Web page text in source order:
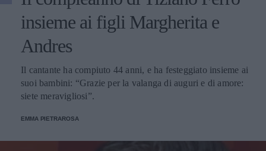
insieme ai figli Margherita e
Andres
Il cantante ha compiuto 44 anni, e ha festeggiato insieme ai
suoi bambini: “Grazie per la valanga di auguri e di amore:
siete meravigliosi”.
EMMA PIETRAROSA